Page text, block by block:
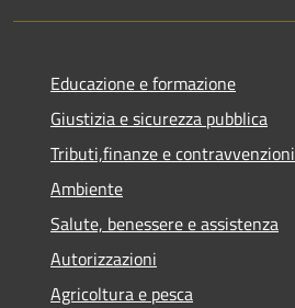
Educazione e formazione
Giustizia e sicurezza pubblica
Tributi,finanze e contravvenzioni
Ambiente
Salute, benessere e assistenza
Autorizzazioni
Agricoltura e pesca